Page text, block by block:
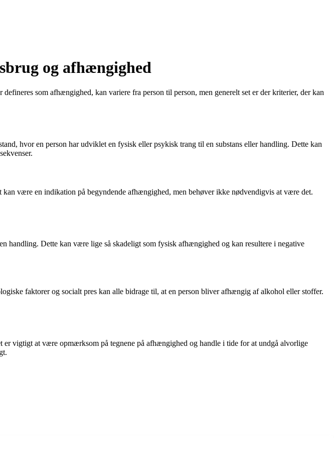
og afhængighed
som afhængighed, kan variere fra person til person, men generelt set er der kriterier, der kan
hvor en person har udviklet en fysisk eller psykisk trang til en substans eller handling. Dette kan
være en indikation på begyndende afhængighed, men behøver ikke nødvendigvis at være det.
handling. Dette kan være lige så skadeligt som fysisk afhængighed og kan resultere i negative
faktorer og socialt pres kan alle bidrage til, at en person bliver afhængig af alkohol eller stoffer.
vigtigt at være opmærksom på tegnene på afhængighed og handle i tide for at undgå alvorlige